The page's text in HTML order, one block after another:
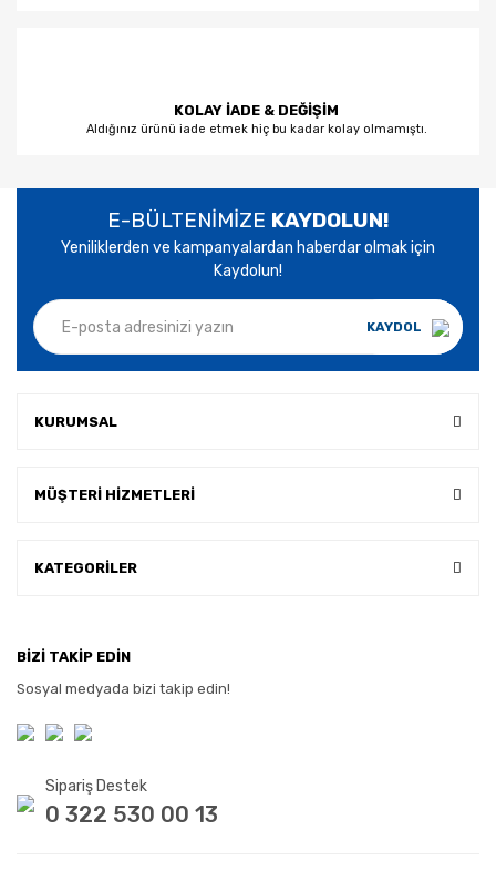
KOLAY İADE & DEĞİŞİM
Aldığınız ürünü iade etmek hiç bu kadar kolay olmamıştı.
E-BÜLTENİMİZE KAYDOLUN!
Yeniliklerden ve kampanyalardan haberdar olmak için
Kaydolun!
KAYDOL
KURUMSAL
MÜŞTERİ HİZMETLERİ
KATEGORİLER
BİZİ TAKİP EDİN
Sosyal medyada bizi takip edin!
Sipariş Destek
0 322 530 00 13